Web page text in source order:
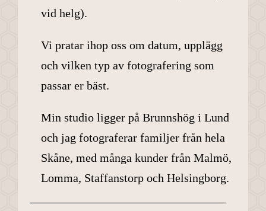
vid helg).
Vi pratar ihop oss om datum, upplägg
och vilken typ av fotografering som
passar er bäst.
Min studio ligger på Brunnshög i Lund
och jag fotograferar familjer från hela
Skåne, med många kunder från Malmö,
Lomma, Staffanstorp och Helsingborg.